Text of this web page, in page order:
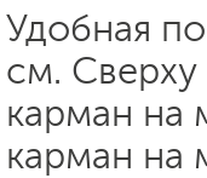
Удобная
см. Сверху
карман на
карман на